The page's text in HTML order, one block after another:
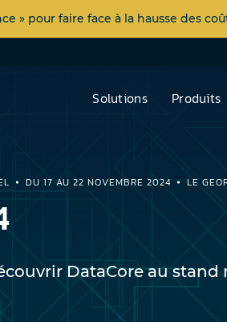
» pour faire face à la hausse des
Solutions Produits
DU 17 AU 22 NOVEMBRE 2024 LE
DataCore au stand